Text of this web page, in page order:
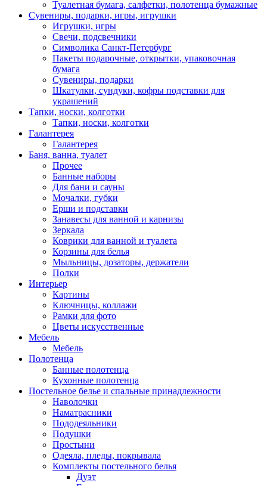
Туалетная бумага, салфетки, полотенца бумажные
Сувениры, подарки, игры, игрушки
Игрушки, игры
Свечи, подсвечники
Символика Санкт-Петербург
Пакеты подарочные, открытки, упаковочная
бумага
Сувениры, подарки
Шкатулки, сундуки, кофры подставки для
украшений
Тапки, носки, колготки
Тапки, носки, колготки
Галантерея
Галантерея
Баня, ванна, туалет
Прочее
Банные наборы
Для бани и сауны
Мочалки, губки
Ерши и подставки
Занавесы для ванной и карнизы
Зеркала
Коврики для ванной и туалета
Корзины для белья
Мыльницы, дозаторы, держатели
Полки
Интерьер
Картины
Ключницы, коллажи
Рамки для фото
Цветы искусственные
Мебель
Мебель
Полотенца
Банные полотенца
Кухонные полотенца
Постельное белье и спальные принадлежности
Наволочки
Наматрасники
Пододеяльники
Подушки
Простыни
Одеяла, пледы, покрывала
Комплекты постельного белья
Дуэт